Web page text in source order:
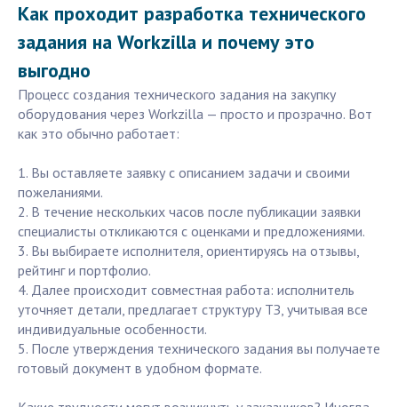
Как проходит разработка технического
задания на Workzilla и почему это
выгодно
Процесс создания технического задания на закупку
оборудования через Workzilla — просто и прозрачно. Вот
как это обычно работает:
1. Вы оставляете заявку с описанием задачи и своими
пожеланиями.
2. В течение нескольких часов после публикации заявки
специалисты откликаются с оценками и предложениями.
3. Вы выбираете исполнителя, ориентируясь на отзывы,
рейтинг и портфолио.
4. Далее происходит совместная работа: исполнитель
уточняет детали, предлагает структуру ТЗ, учитывая все
индивидуальные особенности.
5. После утверждения технического задания вы получаете
готовый документ в удобном формате.